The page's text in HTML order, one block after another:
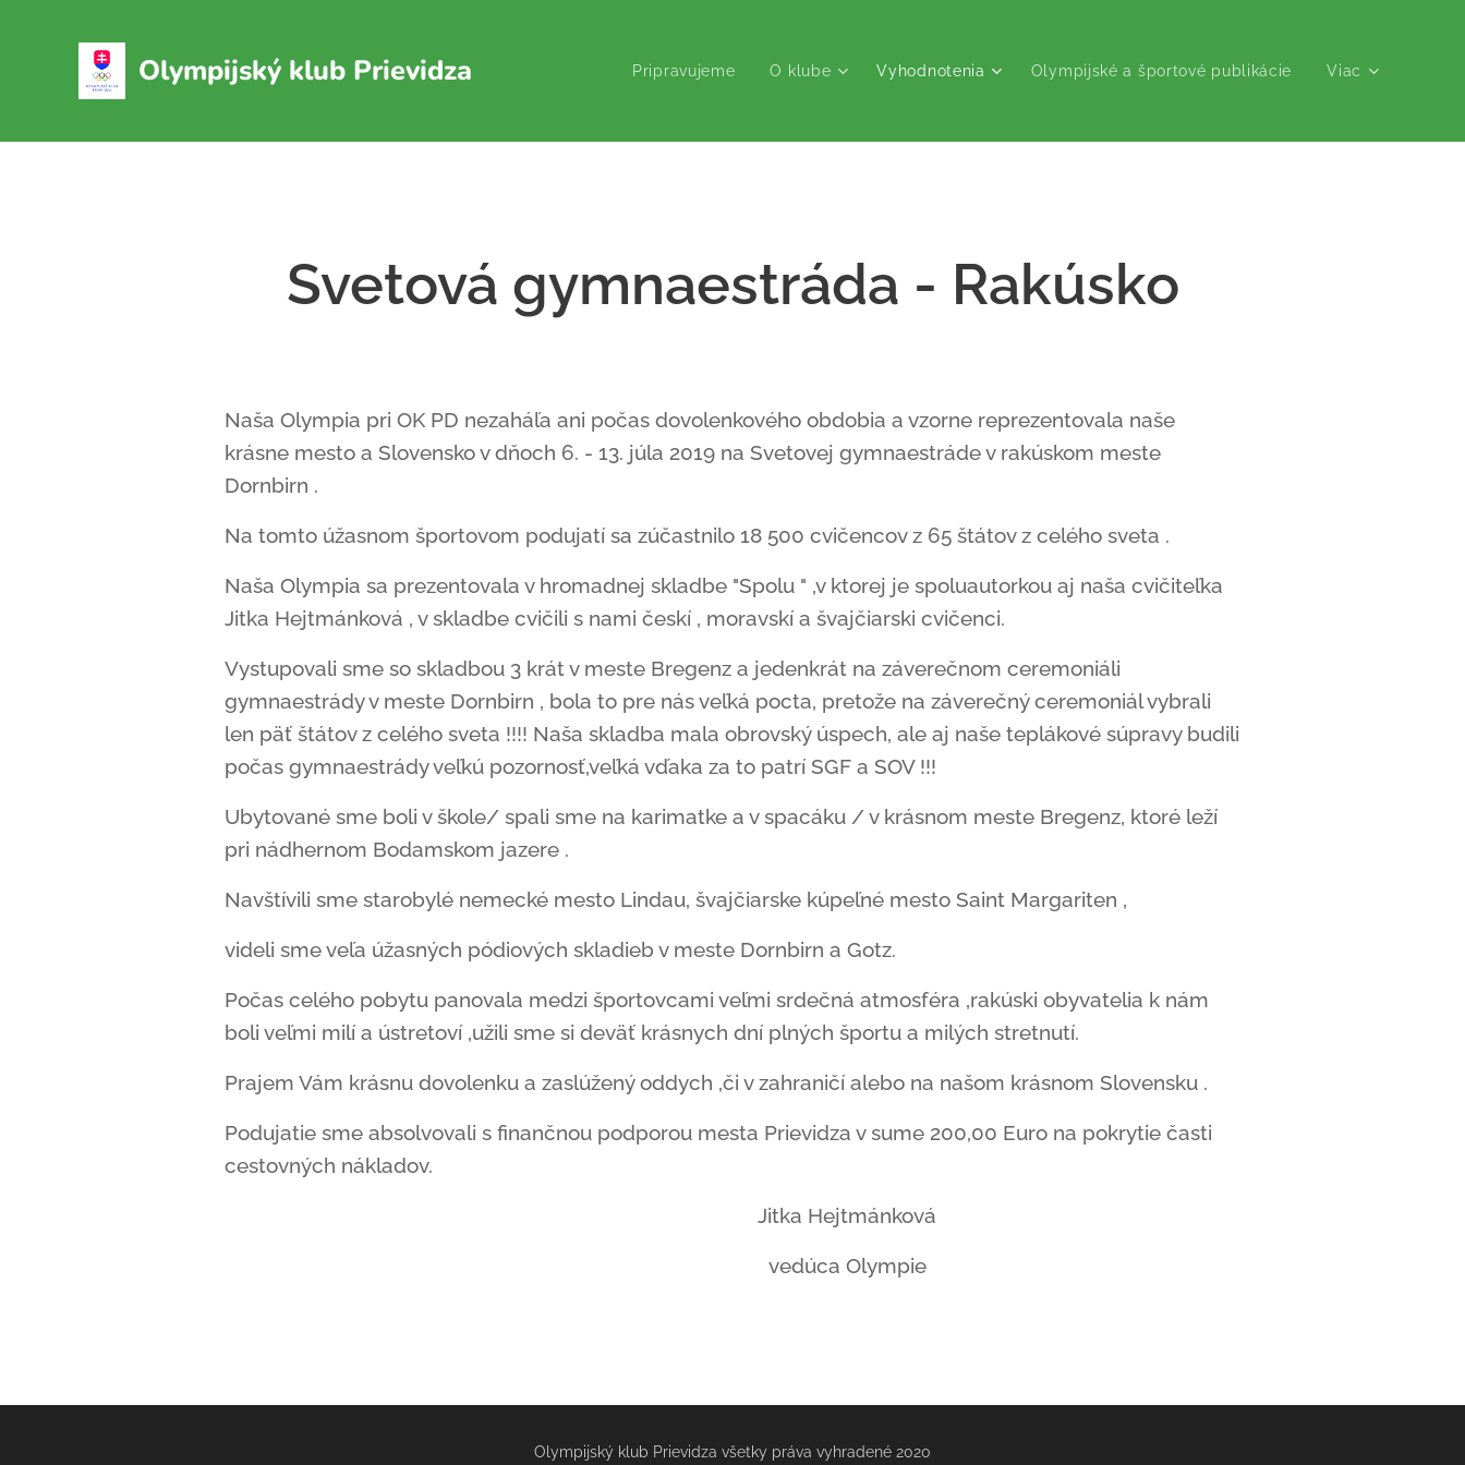
Olympijský klub Prievidza Pripravujeme O klube Vyhodnotenia Olympijské a športové publikácie Viac
Svetová gymnaestráda - Rakúsko
Naša Olympia pri OK PD nezaháľa ani počas dovolenkového obdobia a vzorne reprezentovala naše
krásne mesto a Slovensko v dňoch 6. - 13. júla 2019 na Svetovej gymnaestráde v rakúskom meste
Dornbirn .
Na tomto úžasnom športovom podujatí sa zúčastnilo 18 500 cvičencov z 65 štátov z celého sveta .
Naša Olympia sa prezentovala v hromadnej skladbe "Spolu " ,v ktorej je spoluautorkou aj naša cvičiteľka
Jitka Hejtmánková , v skladbe cvičili s nami českí , moravskí a švajčiarski cvičenci.
Vystupovali sme so skladbou 3 krát v meste Bregenz a jedenkrát na záverečnom ceremoniáli
gymnaestrády v meste Dornbirn , bola to pre nás veľká pocta, pretože na záverečný ceremoniál vybrali
len päť štátov z celého sveta !!!! Naša skladba mala obrovský úspech, ale aj naše teplákové súpravy budili
počas gymnaestrády veľkú pozornosť,veľká vďaka za to patrí SGF a SOV !!!
Ubytované sme boli v škole/ spali sme na karimatke a v spacáku / v krásnom meste Bregenz, ktoré leží
pri nádhernom Bodamskom jazere .
Navštívili sme starobylé nemecké mesto Lindau, švajčiarske kúpeľné mesto Saint Margariten ,
videli sme veľa úžasných pódiových skladieb v meste Dornbirn a Gotz.
Počas celého pobytu panovala medzi športovcami veľmi srdečná atmosféra ,rakúski obyvatelia k nám
boli veľmi milí a ústretoví ,užili sme si deväť krásnych dní plných športu a milých stretnutí.
Prajem Vám krásnu dovolenku a zaslúžený oddych ,či v zahraničí alebo na našom krásnom Slovensku .
Podujatie sme absolvovali s finančnou podporou mesta Prievidza v sume 200,00 Euro na pokrytie časti
cestovných nákladov.
Jitka Hejtmánková
vedúca Olympie
Olympijský klub Prievidza všetky práva vyhradené 2020